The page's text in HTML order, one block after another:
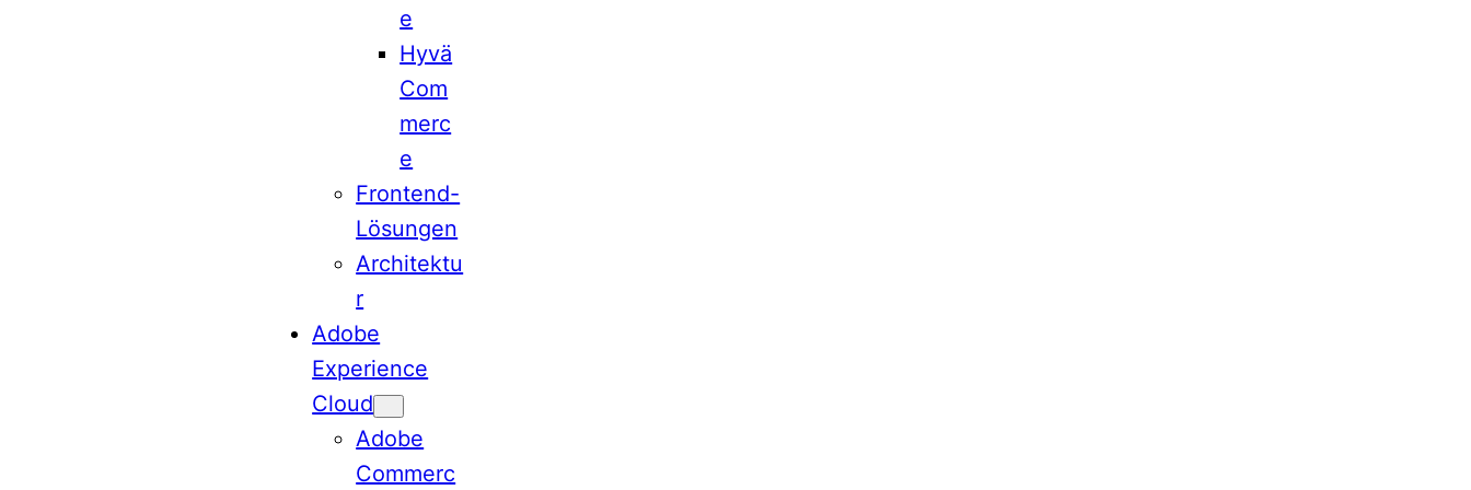
e
Hyvä
Com
merc
e
Frontend-
Lösungen
Architektu
r
Adobe
Experience
Cloud
Adobe
Commerc